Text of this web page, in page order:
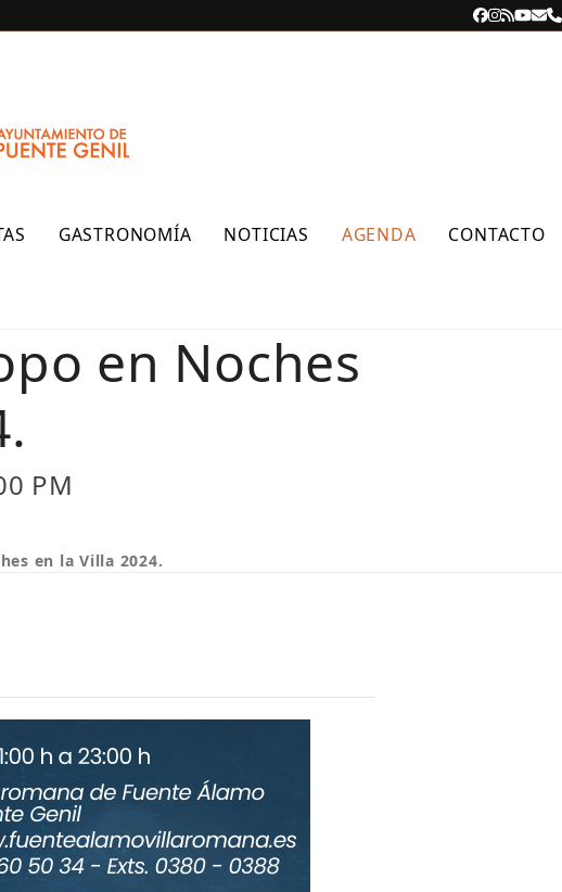
Facebook
RSS
GASTRONOMÍA NOTICIAS AGENDA CONTACTO
en Noches
PM
en la Villa 2024.